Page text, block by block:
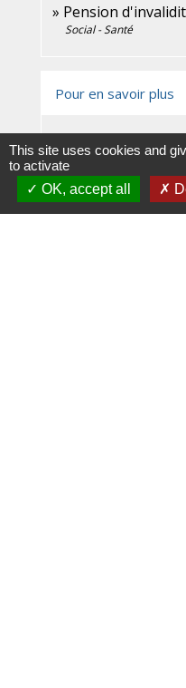
Pension
Social - Santé
Pour en savoir plus
Allocation d'aide
open_in_new
Pôle emploi
This site uses cookies and
to activate
OK, accept all